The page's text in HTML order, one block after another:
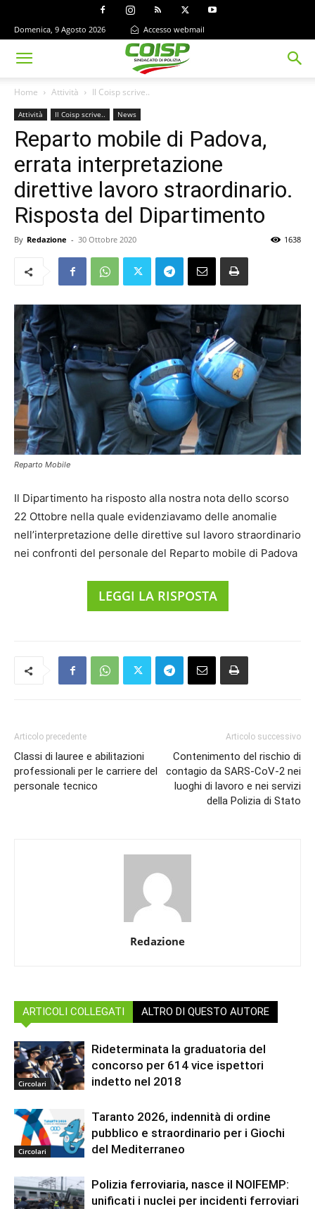
Domenica, 9 Agosto 2026 Accesso webmail
Home Attività Il Coisp scrive..
Attività Il Coisp scrive.. News
Reparto mobile di Padova,
errata interpretazione
direttive lavoro straordinario.
Risposta del Dipartimento
By Redazione - 30 Ottobre 2020 1638
Reparto Mobile
Il Dipartimento ha risposto alla nostra nota dello scorso
22 Ottobre nella quale evidenziavamo delle anomalie
nell’interpretazione delle direttive sul lavoro straordinario
nei confronti del personale del Reparto mobile di Padova
LEGGI LA RISPOSTA
Articolo precedente
Classi di lauree e abilitazioni
professionali per le carriere del
personale tecnico
Articolo successivo
Contenimento del rischio di
contagio da SARS-CoV-2 nei
luoghi di lavoro e nei servizi
della Polizia di Stato
Redazione
ARTICOLI COLLEGATI ALTRO DI QUESTO AUTORE
Circolari
Rideterminata la graduatoria del
concorso per 614 vice ispettori
indetto nel 2018
Circolari
Taranto 2026, indennità di ordine
pubblico e straordinario per i Giochi
del Mediterraneo
Polizia ferroviaria, nasce il NOIFEMP:
unificati i nuclei per incidenti ferroviari